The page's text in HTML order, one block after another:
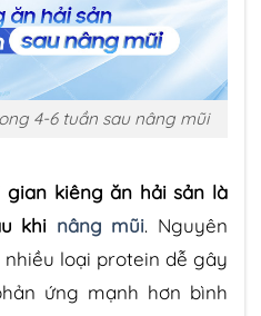
4-6 tuần sau nâng mũi
gian kiêng ăn hải sản là
khi nâng mũi. Nguyên
loại protein dễ gây
ứng mạnh hơn bình